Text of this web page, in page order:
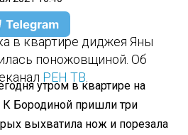
в квартире диджея Яны
поножовщиной. Об
РЕН ТВ
утром в квартире на
К Бородиной пришли три
выхватила нож и порезала